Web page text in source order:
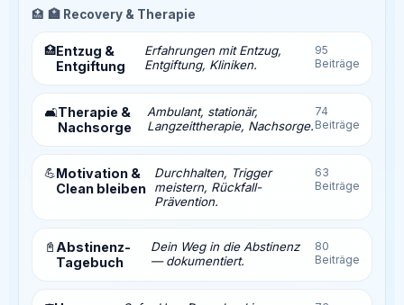
🏥 🏥 Recovery & Therapie
🏥Entzug &
Entgiftung
Erfahrungen mit Entzug,
Entgiftung, Kliniken.
95
Beiträge
🛋️Therapie &
Nachsorge
Ambulant, stationär,
Langzeittherapie, Nachsorge.
74
Beiträge
💪Motivation &
Clean bleiben
Durchhalten, Trigger
meistern, Rückfall-
Prävention.
63
Beiträge
📓 Abstinenz-
Tagebuch
Dein Weg in die Abstinenz
— dokumentiert.
80
Beiträge